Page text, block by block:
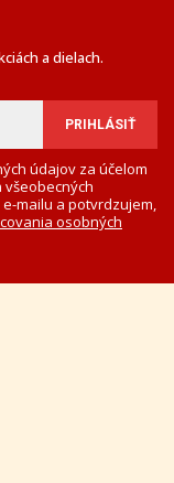
a dielach.
údajov za účelom
mailu a potvrdzujem,
osobných